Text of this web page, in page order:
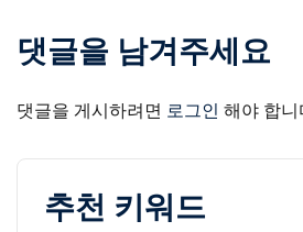
댓글을 남겨주세요
댓글을 게시하려면 로그인 해야 합니
추천 키워드